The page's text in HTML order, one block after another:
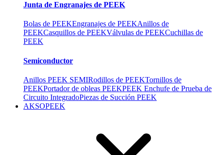
Junta de Engranajes de PEEK
Bolas de PEEKEngranajes de PEEKAnillos de
PEEKCasquillos de PEEKVálvulas de PEEKCuchillas de
PEEK
Semiconductor
Anillos PEEK SEMIRodillos de PEEKTornillos de
PEEKPortador de obleas PEEKPEEK Enchufe de Prueba de
Circuito IntegradoPiezas de Succión PEEK
AKSOPEEK